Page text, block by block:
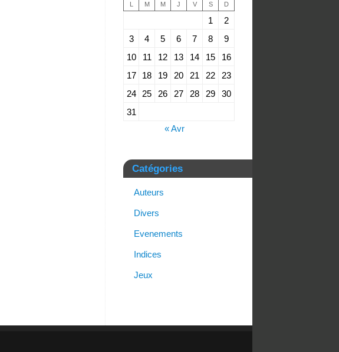
M M J V S D
1
2
3
4 5 6 7 8
9
10
11 12 13 14 15
16
17
18 19 20 21 22
23
24
25 26 27 28 29
30
31
« Avr
Catégories
Auteurs
Divers
Evenements
Indices
Jeux